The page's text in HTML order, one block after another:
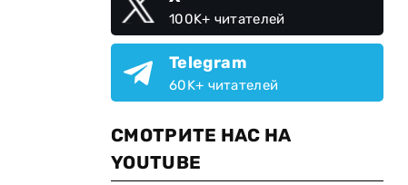
100K+ читателей
Telegram
60K+ читателей
СМОТРИТЕ НАС НА
YOUTUBE